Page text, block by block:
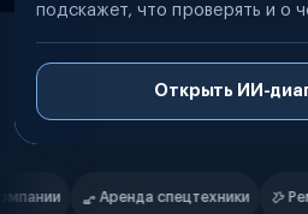
подскажет, что проверять и о
Открыть ИИ-
Нам доверяют
Ремонт спецтехники Ритейл-
Маркетплейсы